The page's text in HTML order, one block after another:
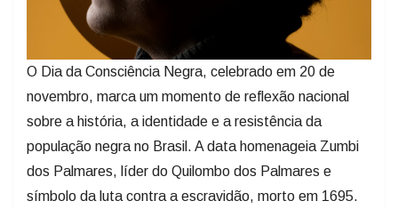
O Dia da Consciência Negra, celebrado em 20 de
novembro, marca um momento de reflexão nacional
sobre a história, a identidade e a resistência da
população negra no Brasil. A data homenageia Zumbi
dos Palmares, líder do Quilombo dos Palmares e
símbolo da luta contra a escravidão, morto em 1695.